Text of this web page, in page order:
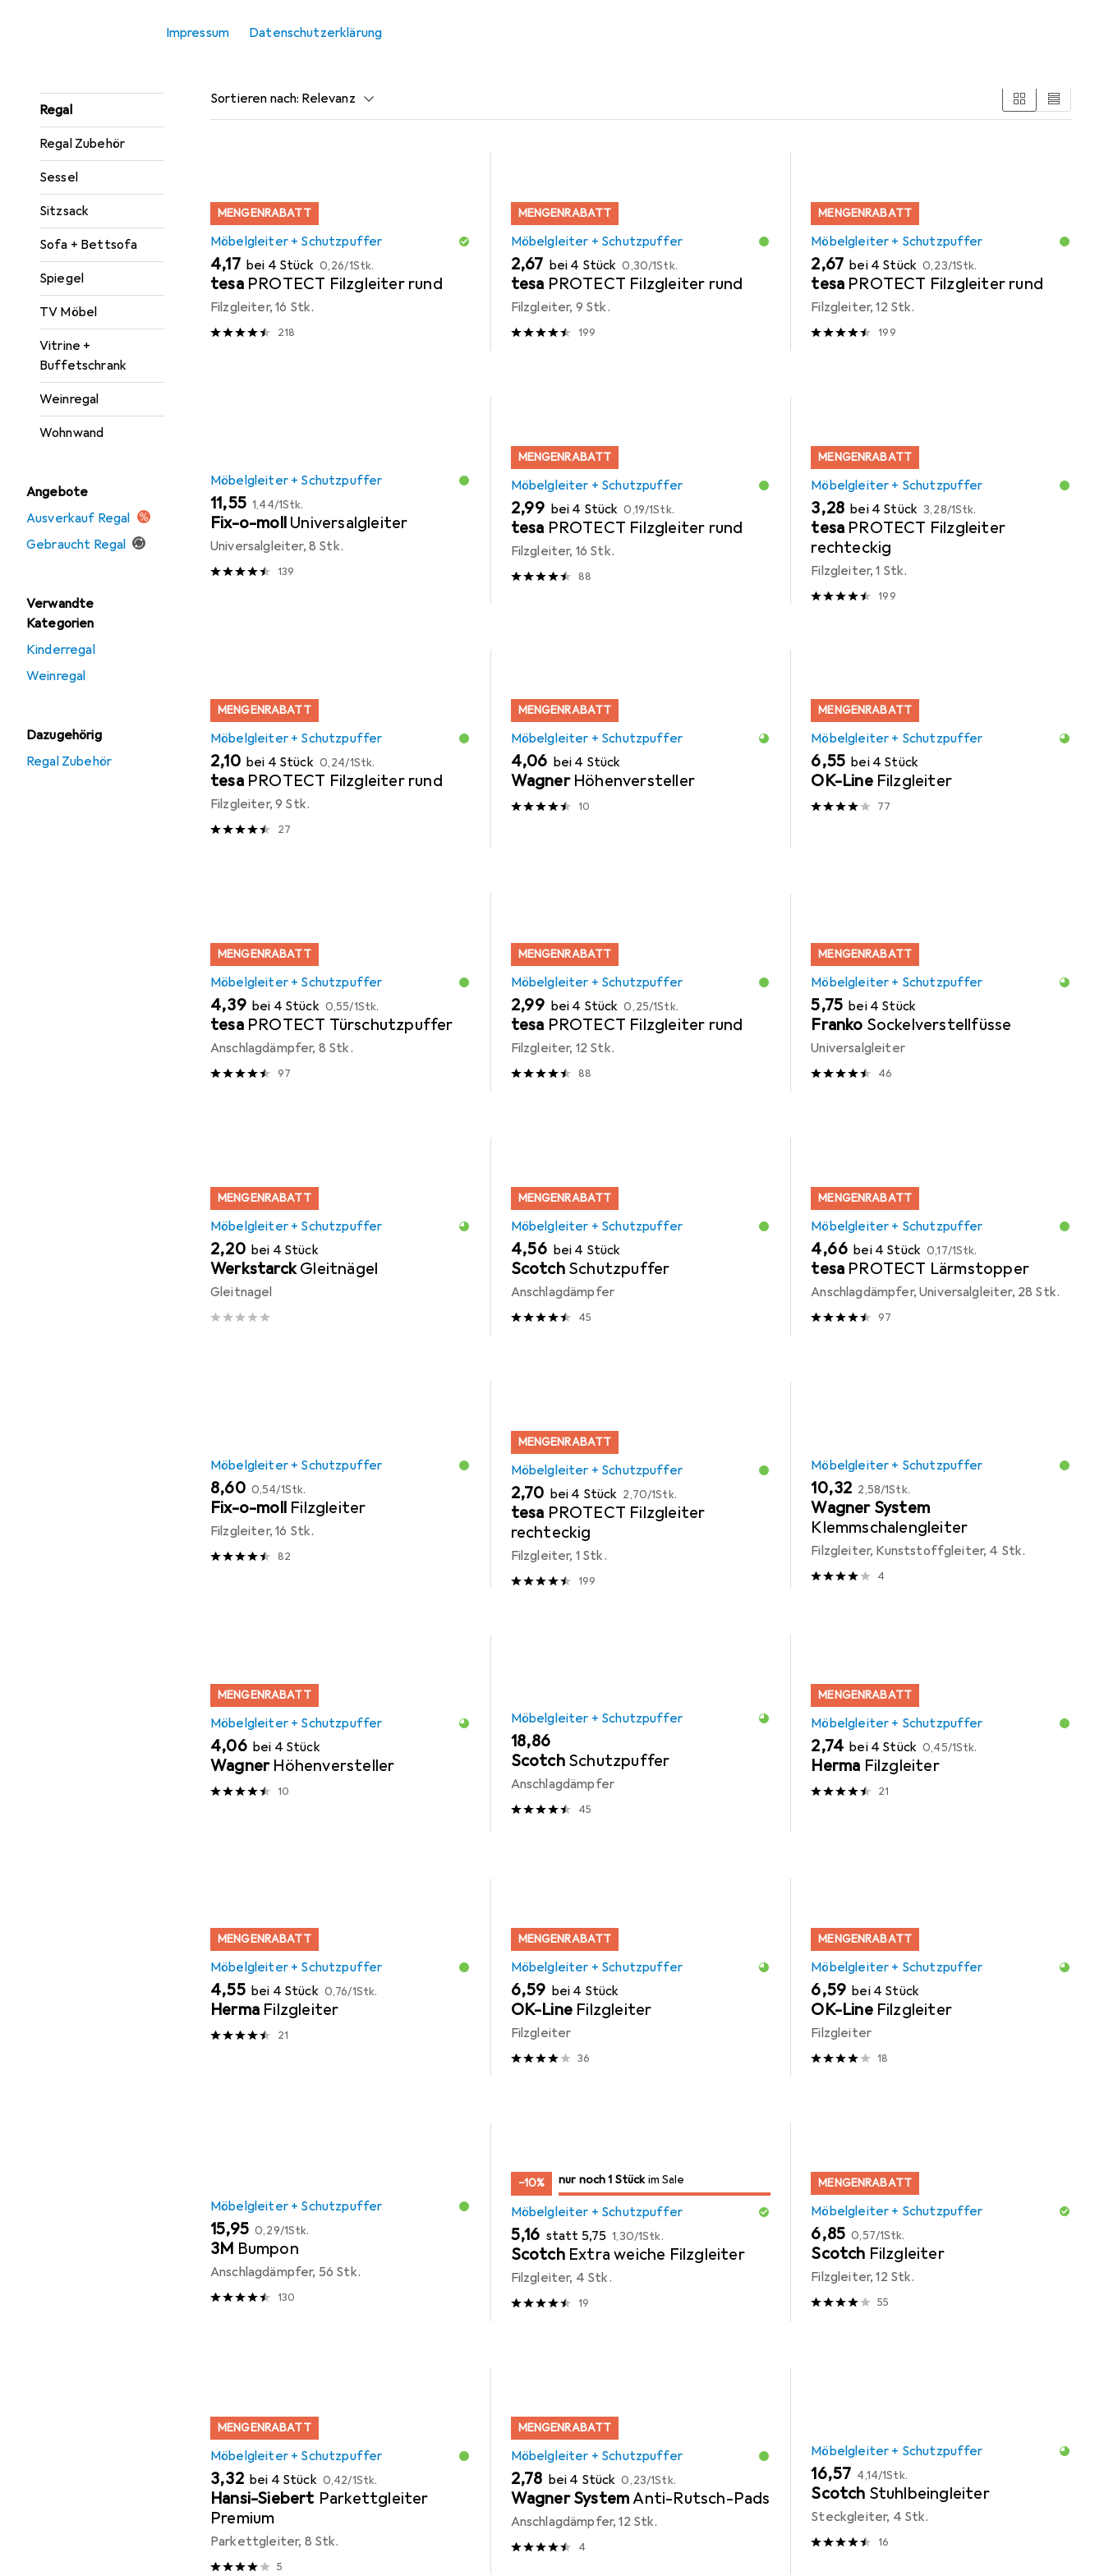
Impressum Datenschutzerklärung
Regal
Regal Zubehör
Sessel
Sitzsack
Sofa + Bettsofa
Spiegel
TV Möbel
Vitrine +
Buffetschrank
Weinregal
Wohnwand
Angebote
Ausverkauf Regal
Gebraucht Regal
Verwandte
Kategorien
Kinderregal
Weinregal
Dazugehörig
Regal Zubehör
Sortieren nach: Relevanz
MENGENRABATT
Möbelgleiter + Schutzpuffer
EUR
4,17 bei 4 Stück EUR
0,26/1Stk.
tesa PROTECT Filzgleiter rund
Filzgleiter, 16 Stk.
218
MENGENRABATT
Möbelgleiter + Schutzpuffer
EUR
2,67 bei 4 Stück EUR
0,30/1Stk.
tesa PROTECT Filzgleiter rund
Filzgleiter, 9 Stk.
199
MENGENRABATT
Möbelgleiter + Schutzpuffer
EUR
2,67 bei 4 Stück EUR
0,23/1Stk.
tesa PROTECT Filzgleiter rund
Filzgleiter, 12 Stk.
199
Möbelgleiter + Schutzpuffer
EUR
11,55 EUR
1,44/1Stk.
Fix-o-moll Universalgleiter
Universalgleiter, 8 Stk.
139
MENGENRABATT
Möbelgleiter + Schutzpuffer
EUR
2,99 bei 4 Stück EUR
0,19/1Stk.
tesa PROTECT Filzgleiter rund
Filzgleiter, 16 Stk.
88
MENGENRABATT
Möbelgleiter + Schutzpuffer
EUR
3,28 bei 4 Stück EUR
3,28/1Stk.
tesa PROTECT Filzgleiter
rechteckig
Filzgleiter, 1 Stk.
199
MENGENRABATT
Möbelgleiter + Schutzpuffer
EUR
2,10 bei 4 Stück EUR
0,24/1Stk.
tesa PROTECT Filzgleiter rund
Filzgleiter, 9 Stk.
27
MENGENRABATT
Möbelgleiter + Schutzpuffer
EUR
4,06 bei 4 Stück
Wagner Höhenversteller
10
MENGENRABATT
Möbelgleiter + Schutzpuffer
EUR
6,55 bei 4 Stück
OK-Line Filzgleiter
77
MENGENRABATT
Möbelgleiter + Schutzpuffer
EUR
4,39 bei 4 Stück EUR
0,55/1Stk.
tesa PROTECT Türschutzpuffer
Anschlagdämpfer, 8 Stk.
97
MENGENRABATT
Möbelgleiter + Schutzpuffer
EUR
2,99 bei 4 Stück EUR
0,25/1Stk.
tesa PROTECT Filzgleiter rund
Filzgleiter, 12 Stk.
88
MENGENRABATT
Möbelgleiter + Schutzpuffer
EUR
5,75 bei 4 Stück
Franko Sockelverstellfüsse
Universalgleiter
46
MENGENRABATT
Möbelgleiter + Schutzpuffer
EUR
2,20 bei 4 Stück
Werkstarck Gleitnägel
Gleitnagel
MENGENRABATT
Möbelgleiter + Schutzpuffer
EUR
4,56 bei 4 Stück
Scotch Schutzpuffer
Anschlagdämpfer
45
MENGENRABATT
Möbelgleiter + Schutzpuffer
EUR
4,66 bei 4 Stück EUR
0,17/1Stk.
tesa PROTECT Lärmstopper
Anschlagdämpfer, Universalgleiter, 28 Stk.
97
Möbelgleiter + Schutzpuffer
EUR
8,60 EUR
0,54/1Stk.
Fix-o-moll Filzgleiter
Filzgleiter, 16 Stk.
82
MENGENRABATT
Möbelgleiter + Schutzpuffer
EUR
2,70 bei 4 Stück EUR
2,70/1Stk.
tesa PROTECT Filzgleiter
rechteckig
Filzgleiter, 1 Stk.
199
Möbelgleiter + Schutzpuffer
EUR
10,32 EUR
2,58/1Stk.
Wagner System
Klemmschalengleiter
Filzgleiter, Kunststoffgleiter, 4 Stk.
4
MENGENRABATT
Möbelgleiter + Schutzpuffer
EUR
4,06 bei 4 Stück
Wagner Höhenversteller
10
Möbelgleiter + Schutzpuffer
EUR
18,86
Scotch Schutzpuffer
Anschlagdämpfer
45
MENGENRABATT
Möbelgleiter + Schutzpuffer
EUR
2,74 bei 4 Stück EUR
0,45/1Stk.
Herma Filzgleiter
21
MENGENRABATT
Möbelgleiter + Schutzpuffer
EUR
4,55 bei 4 Stück EUR
0,76/1Stk.
Herma Filzgleiter
21
MENGENRABATT
Möbelgleiter + Schutzpuffer
EUR
6,59 bei 4 Stück
OK-Line Filzgleiter
Filzgleiter
36
MENGENRABATT
Möbelgleiter + Schutzpuffer
EUR
6,59 bei 4 Stück
OK-Line Filzgleiter
Filzgleiter
18
Möbelgleiter + Schutzpuffer
EUR
15,95 EUR
0,29/1Stk.
3M Bumpon
Anschlagdämpfer, 56 Stk.
130
−10% noch 1 Stückim Sale
nur noch 1 Stück im Sale
Möbelgleiter + Schutzpuffer
EUR
5,16 statt EUR
5,75 EUR
1,30/1Stk.
Scotch Extra weiche Filzgleiter
Filzgleiter, 4 Stk.
19
MENGENRABATT
Möbelgleiter + Schutzpuffer
EUR
6,85 EUR
0,57/1Stk.
Scotch Filzgleiter
Filzgleiter, 12 Stk.
55
MENGENRABATT
Möbelgleiter + Schutzpuffer
EUR
3,32 bei 4 Stück EUR
0,42/1Stk.
Hansi-Siebert Parkettgleiter
Premium
Parkettgleiter, 8 Stk.
5
MENGENRABATT
Möbelgleiter + Schutzpuffer
EUR
2,78 bei 4 Stück EUR
0,23/1Stk.
Wagner SystemAnti-Rutsch-Pads
Anschlagdämpfer, 12 Stk.
4
Möbelgleiter + Schutzpuffer
EUR
16,57 EUR
4,14/1Stk.
Scotch Stuhlbeingleiter
Steckgleiter, 4 Stk.
16